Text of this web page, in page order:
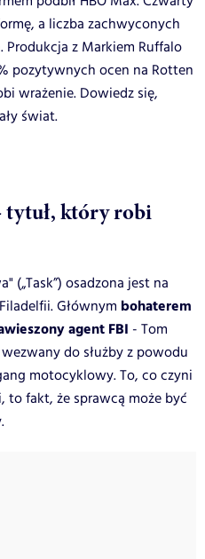
a liczba zachwyconych
z Markiem Ruffalo
pozytywnych ocen na Rotten
wrażenie. Dowiedz się,
świat.
tytuł, który robi
(„Task”) osadzona jest na
Głównym bohaterem
agent FBI - Tom
do służby z powodu
motocyklowy. To, co czyni
fakt, że sprawcą może być